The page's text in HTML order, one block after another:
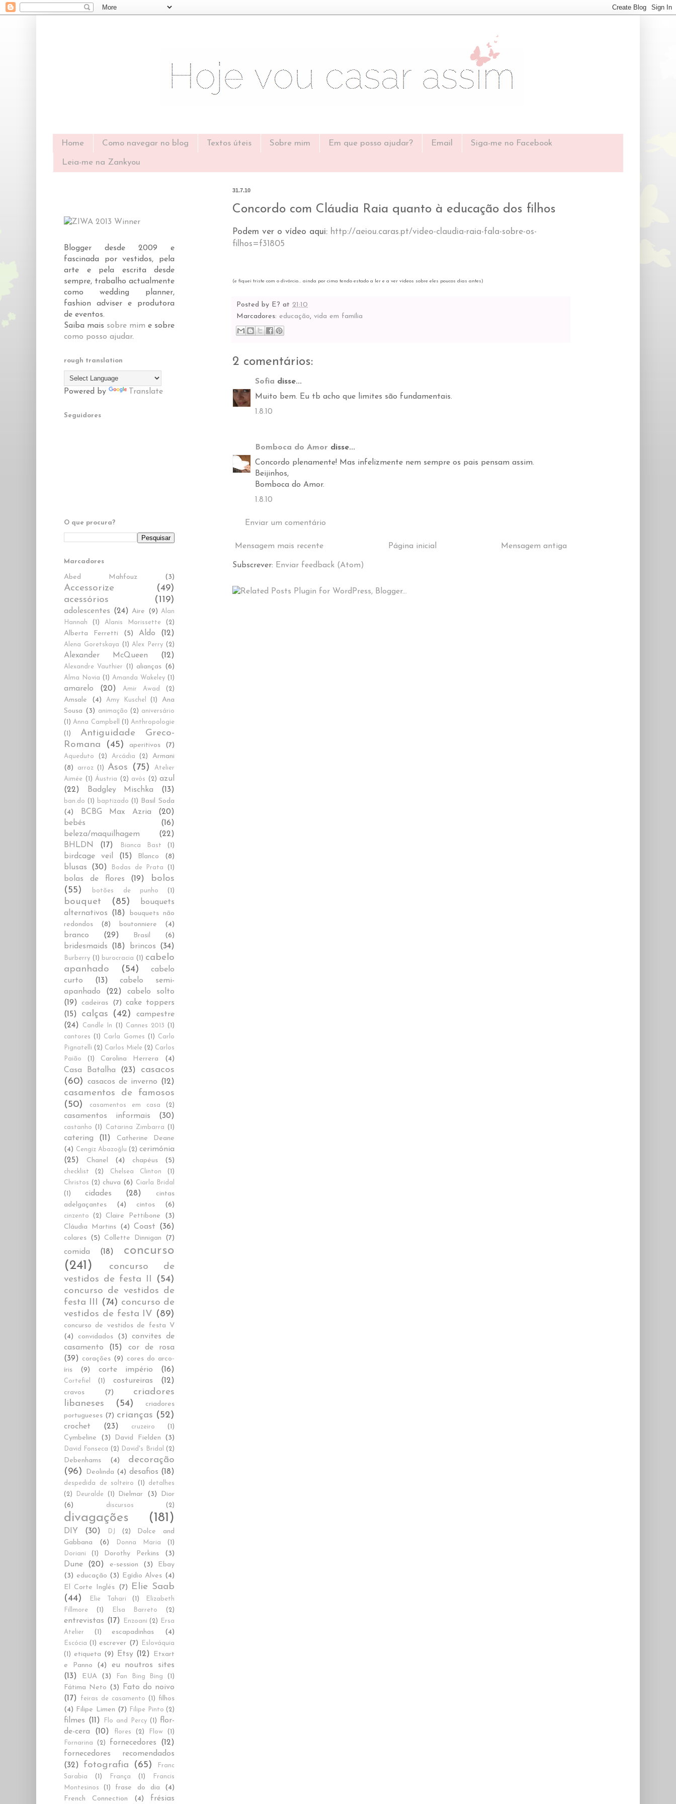
Home Como navegar no blog Textos úteis Sobre mim Em que posso ajudar? Email Siga-me no Facebook
Leia-me na Zankyou
31.7.10
Concordo com Cláudia Raia quanto à educação dos filhos
Podem ver o vídeo aqui: http://aeiou.caras.pt/video-claudia-raia-fala-sobre-os-
filhos=f31805
(e fiquei triste com o divórcio... ainda por cima tendo estado a ler e a ver vídeos sobre eles poucos dias antes)
Posted by E? at 21:10
Marcadores: educação, vida em família
2 comentários:
Sofia disse...
Muito bem. Eu tb acho que limites são fundamentais.
1.8.10
Bomboca do Amor disse...
Concordo plenamente! Mas infelizmente nem sempre os pais pensam assim.
Beijinhos,
Bomboca do Amor.
1.8.10
Enviar um comentário
Mensagem mais recente Mensagem antiga
Página inicial
Subscrever: Enviar feedback (Atom)
Blogger desde 2009 e
fascinada por vestidos, pela
arte e pela escrita desde
sempre, trabalho actualmente
como wedding planner,
fashion adviser e produtora
de eventos.
Saiba mais sobre mim e sobre
como posso ajudar.
rough translation
Powered by Translate
Seguidores
O que procura?
Marcadores
Abed Mahfouz (3)
Accessorize
(49)
acessórios
(119)
adolescentes (24) Aire (9) Alan
Hannah
(1) Alanis Morissette (2)
Alberta Ferretti (5) Aldo (12)
Alena Goretskaya (1) Alex Perry (2)
Alexander McQueen (12)
Alexandre Vauthier (1) alianças (6)
Alma Novia (1) Amanda Wakeley (1)
amarelo (20) Amir Awad (2)
Amsale (4) Amy Kuschel (1)
Ana
Sousa (3) animação (2) aniversário
(1) Anna Campbell (1) Anthropologie
(1)
Antiguidade Greco-
Romana
(45) aperitivos (7)
Aqueduto (2) Arcádia (2)
Armani
(8)
arroz (1) Asos (75)
Atelier
Aimée
(1) Áustria (2) avós (2) azul
(22)
Badgley Mischka (13)
ban.do (1) baptizado (1)
Basil Soda
(4)
BCBG Max Azria
(20)
bebés
(16)
beleza/maquilhagem
(22)
BHLDN
(17) Bianca Bast (1)
birdcage veil (15) Blanco (8)
blusas (30) Bodas de Prata (1)
bolas de flores (19)
bolos
(55)
botões de punho (1)
bouquet (85)
bouquets
alternativos
(18)
bouquets não
redondos
(8) boutonniere (4)
branco (29) Brasil (6)
bridesmaids (18) brincos (34)
Burberry (1) burocracia (1) cabelo
apanhado
(54)
cabelo
curto
(13)
cabelo semi-
apanhado
(22)
cabelo solto
(19)
cadeiras (7) cake toppers
(15)
calças (42)
campestre
(24)
Candle In (1) Cannes 2013
(1)
cantores
(1) Carla Gomes (1)
Carlo
Pignatelli (2) Carlos Miele (2) Carlos
Paião
(1) Carolina Herrera (4)
Casa Batalha (23)
casacos
(60)
casacos de inverno (12)
casamentos de famosos
(50)
casamentos em casa (2)
casamentos informais (30)
castanho (1) Catarina Zimbarra (1)
catering (11)
Catherine Deane
(4) Cengiz Abazoğlu (2) cerimónia
(25)
Chanel (4) chapéus (5)
checklist (2) Chelsea Clinton
(1)
Christos (2) chuva (6)
Ciarla Bridal
(1)
cidades (28)
cintas
adelgaçantes
(4) cintos (6)
cinzento (2) Claire Pettibone
(3)
Cláudia Martins (4) Coast (36)
colares (5) Collette Dinnigan (7)
comida (18)
concurso
(241)
concurso de
vestidos de festa II
(54)
concurso de vestidos de
festa III
(74) concurso de
vestidos de festa IV (89)
concurso de vestidos de festa V
(4)
convidados (3)
convites de
casamento
(15)
cor de rosa
(39) corações (9) cores do arco-
íris
(9) corte império (16)
Cortefiel (1) costureiras (12)
cravos (7)
criadores
libaneses
(54)
criadores
portugueses (7) crianças (52)
crochet (23) cruzeiro (1)
Cymbeline (3) David Fielden (3)
David Fonseca (2) David's Bridal (2)
Debenhams (4)
decoração
(96)
Deolinda (4) desafios (18)
despedida de solteiro (1)
detalhes
(2)
Deuralde (1) Dielmar (3)
Dior
(6)
discursos (2)
divagações (181)
DIY (30) DJ (2)
Dolce and
Gabbana
(6) Donna Maria
(1)
Doriani
(1) Dorothy Perkins (3)
Dune (20) e-session (3)
Ebay
(3) educação (3) Egídio Alves (4)
El Corte Inglés (7)
Elie Saab
(44)
Elie Tahari (1)
Elizabeth
Fillmore
(1) Elsa Barreto (2)
entrevistas (17) Enzoani (2)
Ersa
Atelier
(1) escapadinhas (4)
Escócia (1) escrever (7)
Eslováquia
(1)
etiqueta (9) Etsy (12)
Etxart
e Panno
(4)
eu noutros sites
(13)
EUA (3) Fan Bing Bing (1)
Fátima Neto (3)
Fato do noivo
(17)
feiras de casamento (1)
filhos
(4) Filipe Limen (7) Filipe Pinto (2)
filmes (11) Flo and Percy (1)
flor-
de-cera
(10) flores (2) Flow
(1)
Fornarina
(2) fornecedores
(12)
fornecedores recomendados
(32)
fotografia (65)
Franc
Sarabia
(1) França (1)
Francis
Montesinos
(1) frase do dia
(4)
French Connection
(4) frésias